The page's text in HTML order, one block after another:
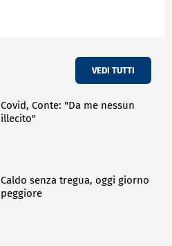
VEDI TUTTI
Covid, Conte: "Da me nessun
illecito"
Caldo senza tregua, oggi giorno
peggiore